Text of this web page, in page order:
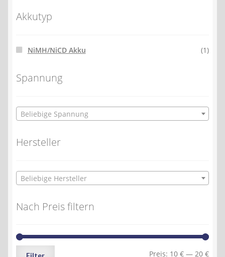
Akkutyp
NiMH/NiCD Akku (1)
Spannung
Beliebige Spannung
Hersteller
Beliebige Hersteller
Nach Preis filtern
Min.
Max.
Filter Preis: 10 € — 20 €